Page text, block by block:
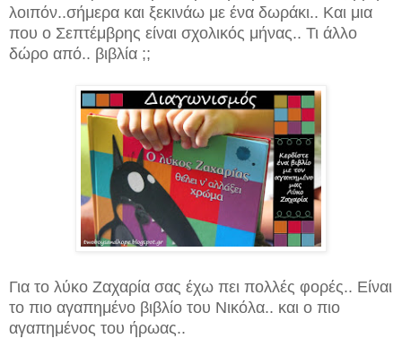
λοιπόν..σήμερα και ξεκινάω με ένα δωράκι.. Και μια
που ο Σεπτέμβρης είναι σχολικός μήνας.. Τι άλλο
δώρο από.. βιβλία ;;
Για το λύκο Ζαχαρία σας έχω πει πολλές φορές.. Είναι
το πιο αγαπημένο βιβλίο του Νικόλα.. και ο πιο
αγαπημένος του ήρωας..